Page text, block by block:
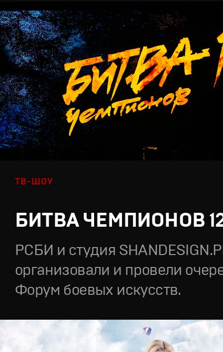
ТВ-ШОУ
БИТВА ЧЕМПИОНОВ
РСБИ и студия
организовали и провели
Форум боевых искусств.